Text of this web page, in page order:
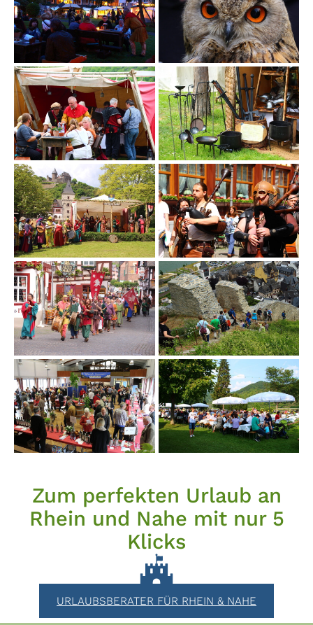
Zum perfekten Urlaub an
Rhein und Nahe mit nur 5
Klicks
URLAUBSBERATER FÜR RHEIN & NAHE